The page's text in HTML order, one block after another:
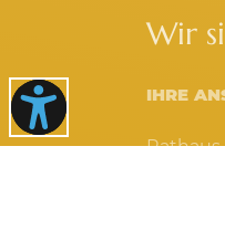
Wir
IHRE